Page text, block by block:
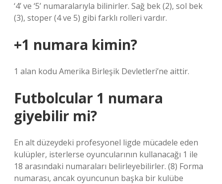
‘4’ ve ‘5’ numaralarıyla bilinirler. Sağ bek (2), sol bek
(3), stoper (4 ve 5) gibi farklı rolleri vardır.
+1 numara kimin?
1 alan kodu Amerika Birleşik Devletleri’ne aittir.
Futbolcular 1 numara
giyebilir mi?
En alt düzeydeki profesyonel ligde mücadele eden
kulüpler, isterlerse oyuncularının kullanacağı 1 ile
18 arasındaki numaraları belirleyebilirler. (8) Forma
numarası, ancak oyuncunun başka bir kulübe